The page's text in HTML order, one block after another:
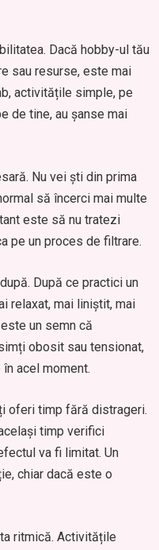
Dacă hobby-ul tău
sau resurse, este mai
activitățile simple, pe
de tine, au șanse mai
Nu vei ști din prima
să încerci mai multe
este să nu tratezi
pe un proces de filtrare.
După ce practici un
relaxat, mai liniștit, mai
un semn că
obosit sau tensionat,
acel moment.
oferi timp fără distrageri.
timp verifici
va fi limitat. Un
chiar dacă este o
ritmică. Activitățile